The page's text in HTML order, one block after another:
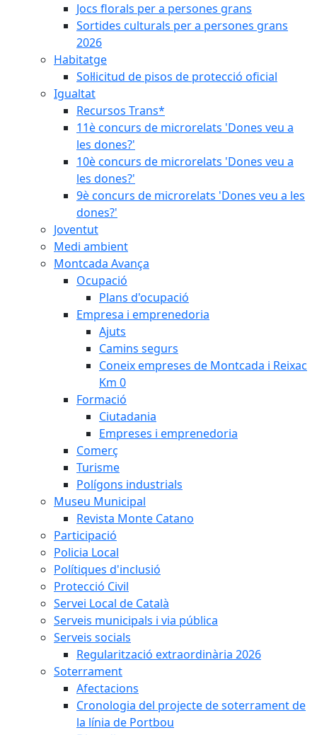
Jocs florals per a persones grans
Sortides culturals per a persones grans
2026
Habitatge
Sol·licitud de pisos de protecció oficial
Igualtat
Recursos Trans*
11è concurs de microrelats 'Dones veu a
les dones?'
10è concurs de microrelats 'Dones veu a
les dones?'
9è concurs de microrelats 'Dones veu a les
dones?'
Joventut
Medi ambient
Montcada Avança
Ocupació
Plans d'ocupació
Empresa i emprenedoria
Ajuts
Camins segurs
Coneix empreses de Montcada i Reixac
Km 0
Formació
Ciutadania
Empreses i emprenedoria
Comerç
Turisme
Polígons industrials
Museu Municipal
Revista Monte Catano
Participació
Policia Local
Polítiques d'inclusió
Protecció Civil
Servei Local de Català
Serveis municipals i via pública
Serveis socials
Regularització extraordinària 2026
Soterrament
Afectacions
Cronologia del projecte de soterrament de
la línia de Portbou